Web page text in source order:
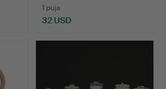
1 puja
32 USD